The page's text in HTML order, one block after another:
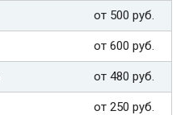
от 500 руб.
от 600 руб.
от 480 руб.
от 250 руб.